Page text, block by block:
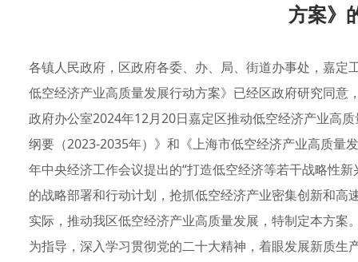
方案》
各镇人民政府，区政府各委、办、局、街道办事处，嘉
低空经济产业高质量发展行动方案》已经区政府研究同
政府办公室2024年12月20日嘉定区推动低空经济产业高
纲要（2023-2035年）》和《上海市低空经济产业高质量
年中央经济工作会议提出的“打造低空经济等若干战略性
的战略部署和行动计划，抢抓低空经济产业密集创新和
实际，推动我区低空经济产业高质量发展，特制定本方
为指导，深入学习贯彻党的二十大精神，着眼发展新质